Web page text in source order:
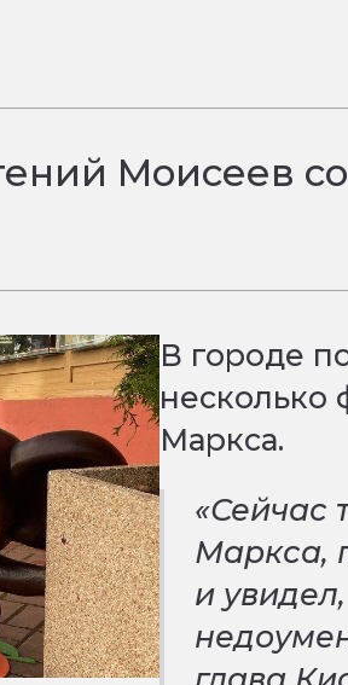
Моисеев
В городе
несколько
Маркса.
«Сейчас
Маркса,
и